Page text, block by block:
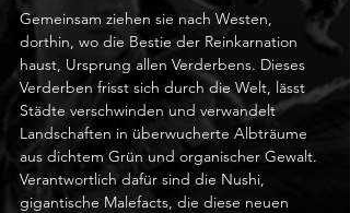
Gemeinsam ziehen sie nach Westen,
dorthin, wo die Bestie der Reinkarnation
haust, Ursprung allen Verderbens. Dieses
Verderben frisst sich durch die Welt, lässt
Städte verschwinden und verwandelt
Landschaften in überwucherte Albträume
aus dichtem Grün und organischer Gewalt.
Verantwortlich dafür sind die Nushi,
gigantische Malefacts, die diese neuen